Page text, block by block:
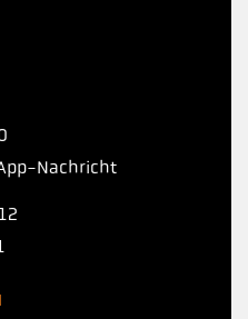
Nachricht